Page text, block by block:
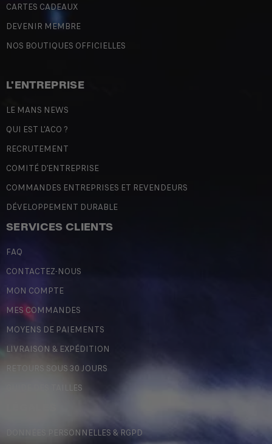
CARTES CADEAUX
DEVENIR MEMBRE
NOS BOUTIQUES OFFICIELLES
L'ENTREPRISE
LE MANS NEWS
QUI EST L'ACO ?
RECRUTEMENT
COMITÉ D'ENTREPRISE
COMMANDES ENTREPRISES ET REVENDEURS
DÉVELOPPEMENT DURABLE
SERVICES CLIENTS
FAQ
CONTACTEZ-NOUS
MON COMPTE
MES COMMANDES
MOYENS DE PAIEMENTS
LIVRAISON & EXPÉDITION
RETOURS SOUS 30 JOURS
GUIDE DES TAILLES
DONNÉES PERSONNELLES & RGPD